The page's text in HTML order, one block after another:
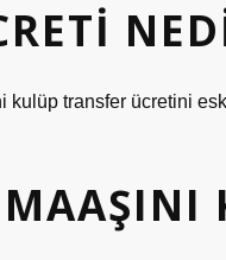
transfer ücretini